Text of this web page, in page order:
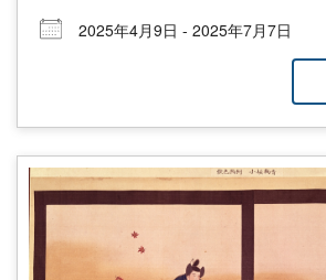
2025年4月9日 - 2025年7月7日